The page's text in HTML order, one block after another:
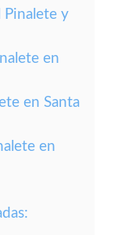
Pinalete y
en
en Santa
en